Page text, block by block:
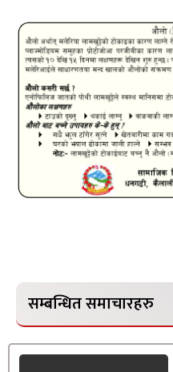
सम्बन्धित समाचारहरु